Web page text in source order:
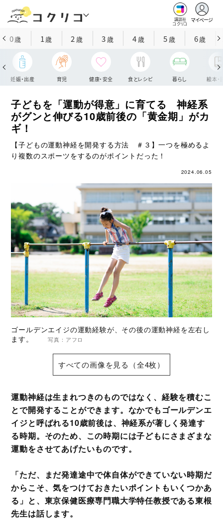
講談社
コクリコ
マイページ
0歳 1歳 2 歳 3歳 4歳 5歳 6歳
妊娠・出産 育児 健康・安全 食とレシピ 暮らし 絵本・
子どもを「運動が得意」に育てる 神経系
がグンと伸びる10歳前後の「黄金期」がカ
ギ！
【子どもの運動神経を開発する方法 ＃３】一つを極めるよ
り複数のスポーツをするのがポイントだった！
2024.06.05
ゴールデンエイジの運動経験が、その後の運動神経を左右し
ます。写真：アフロ
すべての画像を見る（全4枚）
運動神経は生まれつきのものではなく、経験を積むこ
とで開発することができます。なかでもゴールデンエ
イジと呼ばれる10歳前後は、神経系が著しく発達す
る時期。そのため、この時期には子どもにさまざまな
運動をさせてあげたいものです。
「ただ、まだ発達途中で体自体ができていない時期だ
からこそ、気をつけておきたいポイントもいくつかあ
る」と、東京保健医療専門職大学特任教授である東根
先生は話します。